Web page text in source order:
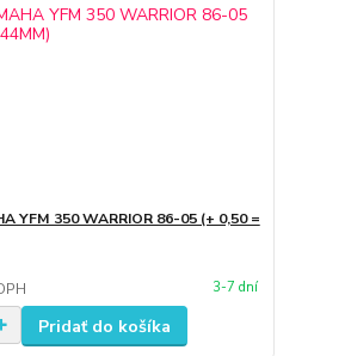
YFM 350 WARRIOR 86-05 (+ 0,50 =
3-7 dní
Pridať do košíka